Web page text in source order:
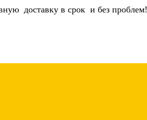
доставку в срок и без проблем!